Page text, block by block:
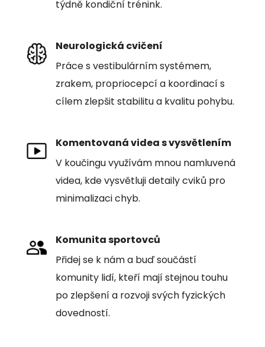
týdně kondiční trénink.
Neurologická cvičení
Práce s vestibulárním systémem,
zrakem, propriocepcí a koordinací s
cílem zlepšit stabilitu a kvalitu pohybu.
Komentovaná videa s vysvětlením
V koučingu využívám mnou namluvená
videa, kde vysvětluji detaily cviků pro
minimalizaci chyb.
Komunita sportovců
Přidej se k nám a buď součástí
komunity lidí, kteří mají stejnou touhu
po zlepšení a rozvoji svých fyzických
dovedností.